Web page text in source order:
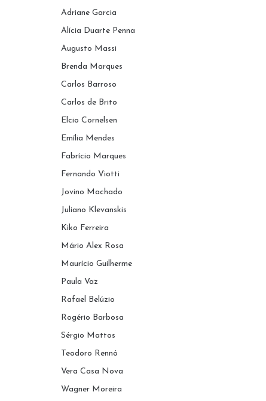
Adriane Garcia
Alícia Duarte Penna
Augusto Massi
Brenda Marques
Carlos Barroso
Carlos de Brito
Elcio Cornelsen
Emília Mendes
Fabrício Marques
Fernando Viotti
Jovino Machado
Juliano Klevanskis
Kiko Ferreira
Mário Alex Rosa
Maurício Guilherme
Paula Vaz
Rafael Belúzio
Rogério Barbosa
Sérgio Mattos
Teodoro Rennó
Vera Casa Nova
Wagner Moreira